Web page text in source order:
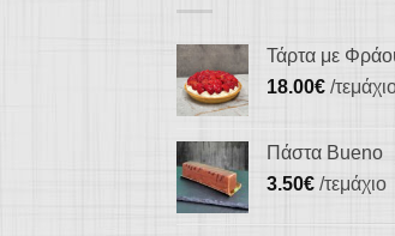
Τάρτα με
18.00€ /
Πάστα Bueno
3.50€ /τεμάχιο